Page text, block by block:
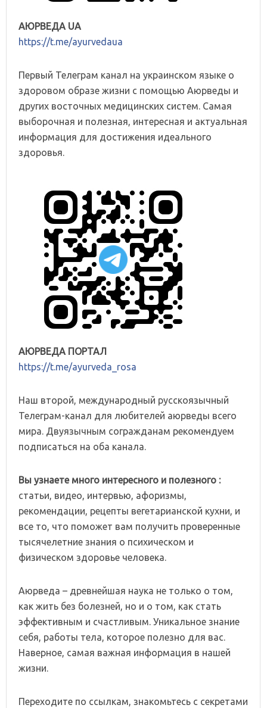
АЮРВЕДА UA
https://t.me/ayurvedaua
Первый Телеграм канал на украинском языке о
здоровом образе жизни с помощью Аюрведы и
других восточных медицинских систем. Самая
выборочная и полезная, интересная и актуальная
информация для достижения идеального
здоровья.
АЮРВЕДА ПОРТАЛ
https://t.me/ayurveda_rosa
Наш второй, международный русскоязычный
Телеграм-канал для любителей аюрведы всего
мира. Двуязычным согражданам рекомендуем
подписаться на оба канала.
Вы узнаете много интересного и полезного :
статьи, видео, интервью, афоризмы,
рекомендации, рецепты вегетарианской кухни, и
все то, что поможет вам получить проверенные
тысячелетние знания о психическом и
физическом здоровье человека.
Аюрведа – древнейшая наука не только о том,
как жить без болезней, но и о том, как стать
эффективным и счастливым. Уникальное знание
себя, работы тела, которое полезно для вас.
Наверное, самая важная информация в нашей
жизни.
Переходите по ссылкам, знакомьтесь с секретами